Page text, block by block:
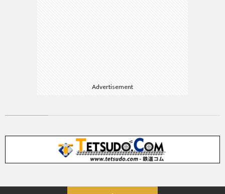
Advertisement